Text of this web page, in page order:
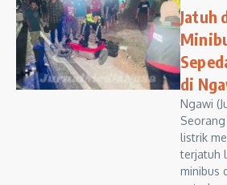
Jatuh
di
Ngawi
listrik
terjatuh
minibus